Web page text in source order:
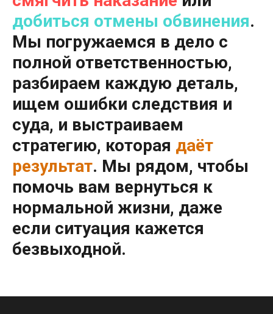
добиться отмены обвинения.
Мы погружаемся в дело с
полной ответственностью,
разбираем каждую деталь,
ищем ошибки следствия и
суда, и выстраиваем
стратегию, которая даёт
результат. Мы рядом, чтобы
помочь вам вернуться к
нормальной жизни, даже
если ситуация кажется
безвыходной.